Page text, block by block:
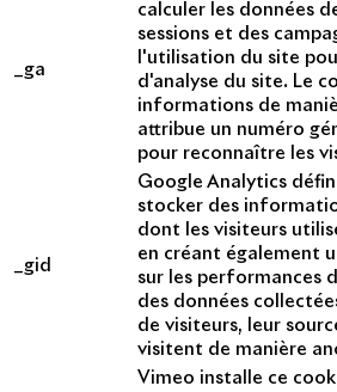
_ga
calculer les données
sessions et des
l'utilisation du site
d'analyse du site. Le
informations de
attribue un numéro
pour reconnaître les
_gid
Google Analytics
stocker des
dont les visiteurs
en créant également
sur les performances
des données
de visiteurs, leur
visitent de manière
Vimeo installe ce